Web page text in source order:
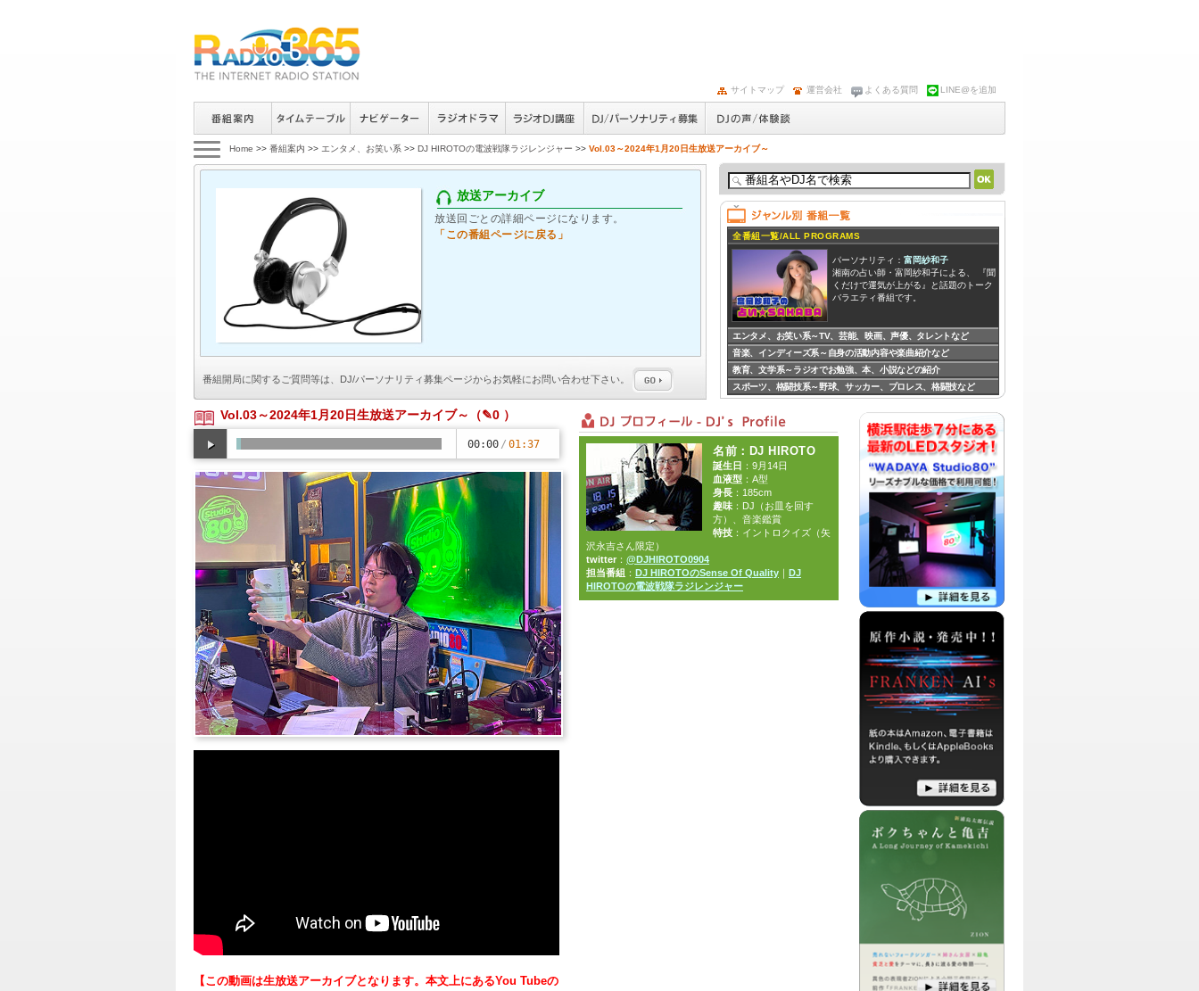
サイトマップ 運営会社 よくある質問 LINE@を追加
Home >> 番組案内 >> エンタメ、お笑い系 >> DJ HIROTOの電波戦隊ラジレンジャー >> Vol.03～2024年1月20日生放送アーカイブ～
放送アーカイブ
放送回ごとの詳細ページになります。
「この番組ページに戻る」
番組開局に関するご質問等は、 DJ/パーソナリティ募集ページからお気軽にお問い合わせ下さい。
Vol.03～2024年1月20日生放送アーカイブ～ （✎0 ）
00:00 / 01:37
【この動画は生放送アーカイブとなります。本文上にあるYou Tubeの
名前 ：DJ HIROTO
誕生日 ：9月14日
血液型 ：A型
身長 ：185cm
趣味 ：DJ（お皿を回す
方）、音楽鑑賞
特技 ：イントロクイズ（矢
沢永吉さん限定）
twitter ： @DJHIROTO0904
担当番組 ： DJ HIROTOのSense Of Quality
DJ
HIROTOの電波戦隊ラジレンジャー
全番組一覧/ALL PROGRAMS
パーソナリティ： 富岡紗和子
湘南の占い師・富岡紗和子による、 『聞
くだけで運気が上がる』と話題のトーク
バラエティ番組です。
パーソナリティ：ZION、Kimmy
RADIO365を代表するDJ達による、イン
ディーズミュージシャンの音源を紹介し
ながら、哲学する音楽バラエティ番組で
パーソナリティ：DJ ZION
RADIO365局長ZIONによる番組です。主
に名作漫画、小説、映画、TVドラマ等の
をご紹介します。滅多に更新はありませ
んが・・汗
パーソナリティ：飯田カヅキ
東京を中心に活動中のバンド、strange
worlds endのgt vo飯田カヅキが、自宅で
呑んでるダラダラ加減で、毎回ゲストと
一緒に、ダメ人間トークをかましちゃう
ような番組です。
パーソナリティ：DJ TOM
スポーツをこよなく愛する野球人DJ
TOMによる、今話題のスポーツ情報など
を取り上げたり、毎回テーマを決めてそ
の魅力や、歴史などにスポットを当てて
ゆく番組です。
パーソナリティ： 藤川麻理麻
高校野球好きなシンガーソングライター
藤川麻理麻が、今ハマっていることや・
知りたいことなどを、ゲストさんやリス
ナーの皆さんと一緒に、熱く語ろうとい
元劇団四季ナレーター島田洋子が、舞
台・映画・テレビなどのエンタメを熱く
市川りさ
ニュースやスポット、映画、音楽、グル
メについてのホットな情報をお届けする
情報バラエティ番組です。
エンタメ、お笑い系～TV、芸能、映画、声優、タレントなど
音楽、インディーズ系～自身の活動内容や楽曲紹介など
教育、文学系～ラジオでお勉強、本、小説などの紹介
スポーツ、格闘技系～野球、サッカー、プロレス、格闘技など